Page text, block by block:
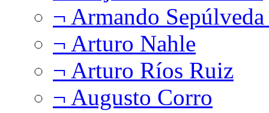
¬ Armando
¬ Arturo Nahle
¬ Arturo Ríos Ruiz
¬ Augusto Corro